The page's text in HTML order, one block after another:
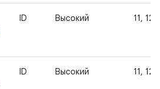
ID Высокий 11, 12,
ID Высокий 11, 12,